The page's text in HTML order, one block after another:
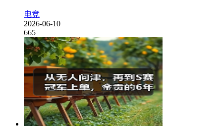
电竞
2026-06-10
665